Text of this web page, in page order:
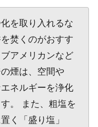
を取り入れるな
焚くのがおすす
アメリカンなど
煙は、空間や
ネルギーを浄化
。 また、粗塩を
く「盛り塩」